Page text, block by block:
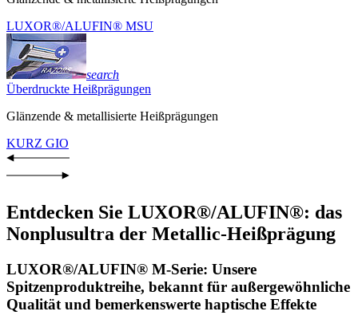
LUXOR®/ALUFIN® MSU
search
Überdruckte Heißprägungen
Glänzende & metallisierte Heißprägungen
KURZ GIO
Entdecken Sie LUXOR®/ALUFIN®: das
Nonplusultra der Metallic-Heißprägung
LUXOR®/ALUFIN® M-Serie: Unsere
Spitzenproduktreihe, bekannt für außergewöhnliche
Qualität und bemerkenswerte haptische Effekte